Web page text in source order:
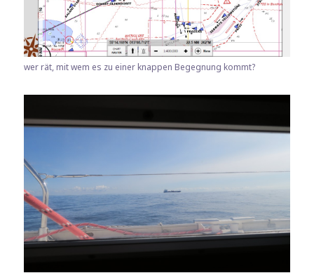
wer rät, mit wem es zu einer knappen Begegnung kommt?